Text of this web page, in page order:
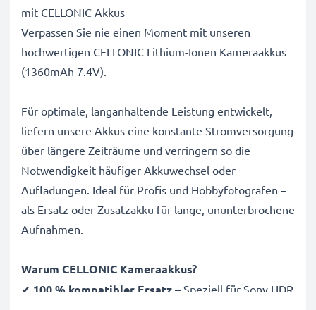
mit CELLONIC Akkus
Verpassen Sie nie einen Moment mit unseren
hochwertigen CELLONIC Lithium-Ionen Kameraakkus
(1360mAh 7.4V).
Für optimale, langanhaltende Leistung entwickelt,
liefern unsere Akkus eine konstante Stromversorgung
über längere Zeiträume und verringern so die
Notwendigkeit häufiger Akkuwechsel oder
Aufladungen. Ideal für Profis und Hobbyfotografen –
als Ersatz oder Zusatzakku für lange, ununterbrochene
Aufnahmen.
Warum CELLONIC Kameraakkus?
✔ 100 % kompatibler Ersatz – Speziell für Sony HDR